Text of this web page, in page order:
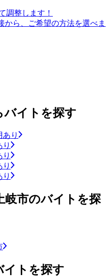
調整します！
から、ご希望の方法を選べま
バイトを探す
り
岐市のバイトを探
イトを探す